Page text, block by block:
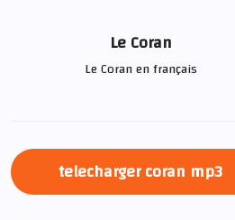
Le Coran
Le Coran en français
telecharger coran mp3